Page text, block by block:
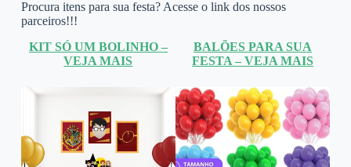
Procura itens para sua festa? Acesse o link dos nossos
parceiros!!!
KIT SÓ UM BOLINHO –
VEJA MAIS
BALÕES PARA SUA
FESTA – VEJA MAIS